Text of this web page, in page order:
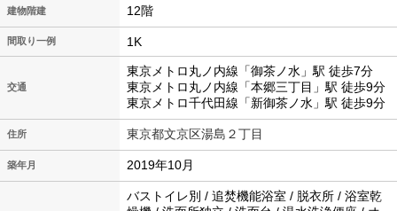
建物階建 12階
間取り一例 1K
交通
東京メトロ丸ノ内線「御茶ノ水」駅 徒歩7分
東京メトロ丸ノ内線「本郷三丁目」駅 徒歩9分
東京メトロ千代田線「新御茶ノ水」駅 徒歩9分
住所 東京都文京区湯島２丁目
築年月 2019年10月
バストイレ別 / 追焚機能浴室 / 脱衣所 / 浴室乾